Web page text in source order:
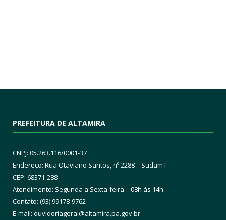
PREFEITURA DE ALTAMIRA
CNPJ: 05.263.116/0001-37
Endereço: Rua Otaviano Santos, nº 2288 – Sudam I
CEP: 68371-288
Atendimento: Segunda a Sexta-feira – 08h às 14h
Contato: (93) 99178-9762
E-mail: ouvidoriageral@altamira.pa.gov.br